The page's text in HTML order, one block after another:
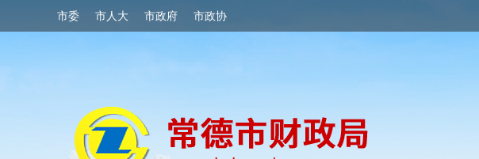
市委 市人大 市政府 市政协